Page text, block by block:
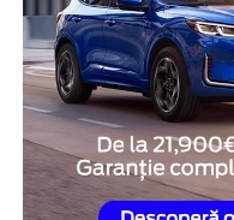
termen scurt
Există și situații în care
temporare, iar persoana
fondurile necesare
aceste cazuri,
pe termen lung, ci